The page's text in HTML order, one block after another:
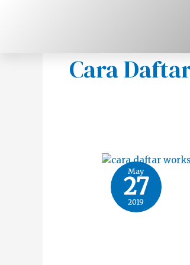
Cara
May
27
2019